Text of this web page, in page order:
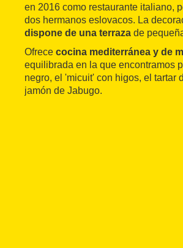
en 2016 como restaurante italiano,
dos hermanos eslovacos. La
dispone de una terraza de
Ofrece cocina mediterránea y de
equilibrada en la que encontramos
negro, el 'micuit' con higos, el tartar
jamón de Jabugo.